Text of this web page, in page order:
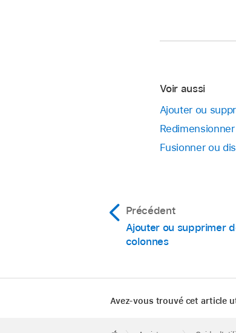
Voir aussi
Ajouter ou
Fusionner ou
Précédent
Ajouter ou supprimer
colonnes
Avez-vous trouvé cet article
Footer